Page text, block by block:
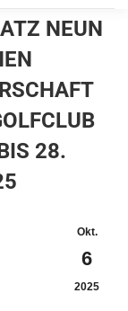
NEUN
28.
Okt.
6
2025